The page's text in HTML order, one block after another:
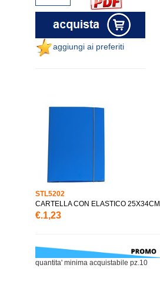
aggiungi ai preferiti
STL5202
CARTELLA CON ELASTICO 25X34CM
€.1,23
quantita' minima acquistabile pz.10